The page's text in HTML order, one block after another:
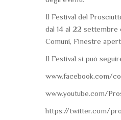
Il Festival del
dal 14 al 22
Comuni, Finestre
Il Festival si può
www.facebook.com/
www.youtube.com/
https://twitter.com/